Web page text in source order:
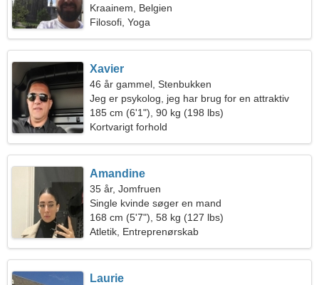
Kraainem, Belgien
Filosofi, Yoga
Xavier
46 år gammel, Stenbukken
Jeg er psykolog, jeg har brug for en attraktiv
kvinde
185 cm (6'1"), 90 kg (198 lbs)
Kortvarigt forhold
Amandine
35 år, Jomfruen
Single kvinde søger en mand
168 cm (5'7"), 58 kg (127 lbs)
Atletik, Entreprenørskab
Laurie